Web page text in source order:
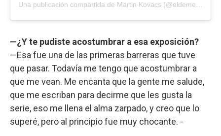
Una publicación compartida de Martin Kovacs (@eldemente)
—¿Y te pudiste acostumbrar a esa exposición?
—Esa fue una de las primeras barreras que tuve
que pasar. Todavía me tengo que acostumbrar a
que me vean. Me encanta que la gente me salude,
que me escriban para decirme que les gusta la
serie, eso me llena el alma zarpado, y creo que lo
superé, pero al principio fue muy chocante. -